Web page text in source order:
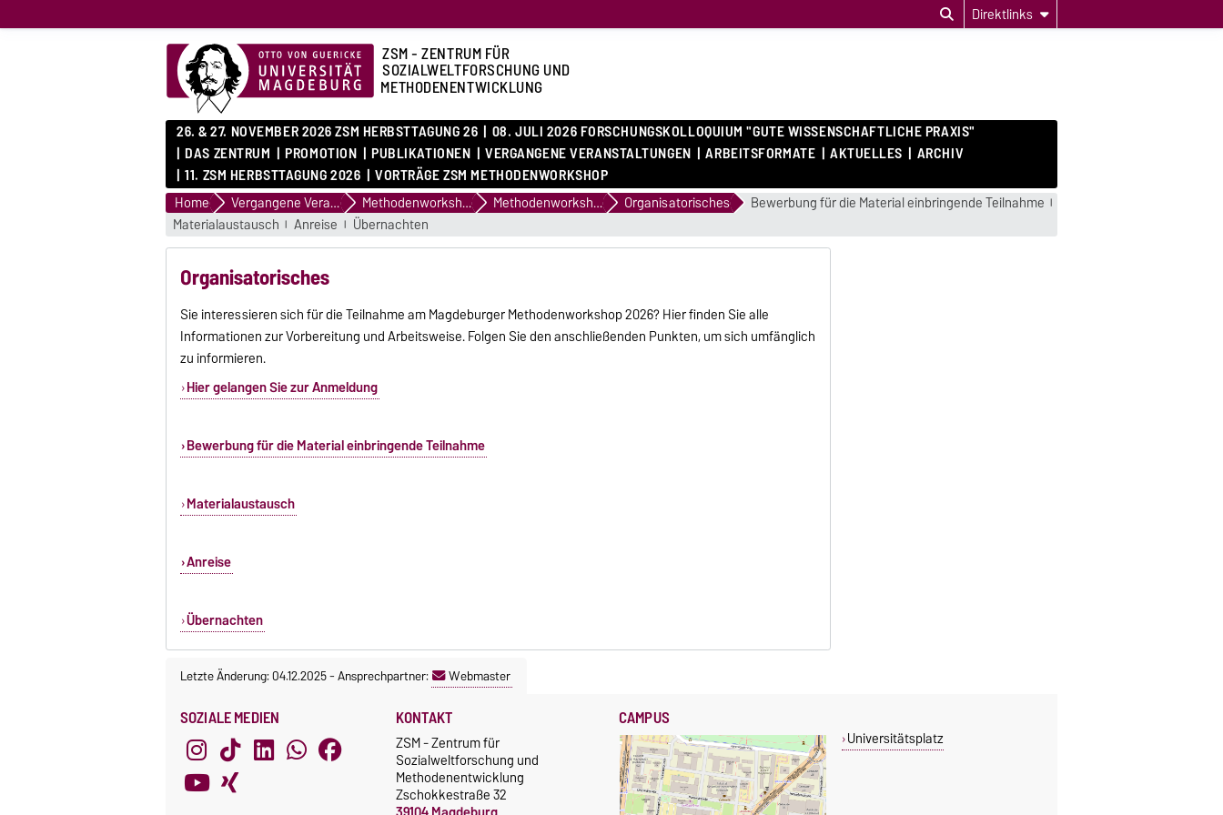
Direktlinks
ZSM - ZENTRUM FÜR
SOZIALWELTFORSCHUNG UND
METHODENENTWICKLUNG
26. & 27. NOVEMBER 2026 ZSM HERBSTTAGUNG 26 08. JULI 2026 FORSCHUNGSKOLLOQUIUM "GUTE WISSENSCHAFTLICHE PRAXIS"
DAS ZENTRUM
PROMOTION PUBLIKATIONEN VERGANGENE VERANSTALTUNGEN ARBEITSFORMATE AKTUELLES
ARCHIV
11. ZSM HERBSTTAGUNG 2026 VORTRÄGE ZSM METHODENWORKSHOP
Home Vergangene Veranstaltungen Methodenworkshops Methodenworkshop 2026 Organisatorisches
Bewerbung für die Material einbringende Teilnahme
Materialaustausch
Anreise Übernachten
Organisatorisches
Sie interessieren sich für die Teilnahme am Magdeburger Methodenworkshop 2026? Hier finden Sie alle
Informationen zur Vorbereitung und Arbeitsweise. Folgen Sie den anschließenden Punkten, um sich umfänglich
zu informieren.
Hier gelangen Sie zur Anmeldung
Bewerbung für die Material einbringende Teilnahme
Materialaustausch
Anreise
Übernachten
Letzte Änderung: 04.12.2025-Ansprechpartner: Webmaster
SOZIALE MEDIEN KONTAKT
ZSM - Zentrum für
Sozialweltforschung und
Methodenentwicklung
Zschokkestraße 32
CAMPUS
Universitätsplatz